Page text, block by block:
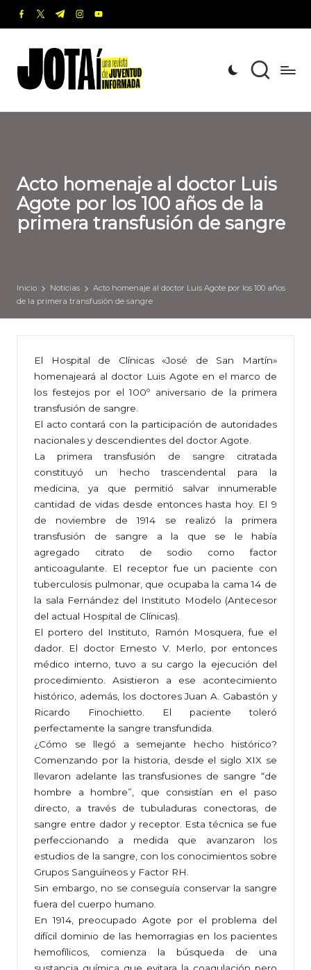
Saltar
contenido
facebook.com
twitter.com
t.me instagram.com
youtube.com
o
t
revista
de
Informada
Acto homenaje al doctor Luis
Agote por los 100 años de la
primera transfusión de sangre
Inicio Noticias
Acto homenaje al doctor Luis Agote por los 100 años
de la primera transfusión de sangre
El Hospital de Clínicas «José de San Martín»
homenajeará al doctor Luis Agote en el marco de
los festejos por el 100º aniversario de la primera
transfusión de sangre.
El acto contará con la participación de autoridades
nacionales y descendientes del doctor Agote.
La primera transfusión de sangre citratada
constituyó un hecho trascendental para la
medicina, ya que permitió salvar innumerable
cantidad de vidas desde entonces hasta hoy. El 9
de noviembre de 1914 se realizó la primera
transfusión de sangre a la que se le había
agregado citrato de sodio como factor
anticoagulante. El receptor fue un paciente con
tuberculosis pulmonar, que ocupaba la cama 14 de
la sala Fernández del Instituto Modelo (Antecesor
del actual Hospital de Clínicas).
El portero del Instituto, Ramón Mosquera, fue el
dador. El doctor Ernesto V. Merlo, por entonces
médico interno, tuvo a su cargo la ejecución del
procedimiento. Asistieron a ese acontecimiento
histórico, además, los doctores Juan A. Gabastón y
Ricardo Finochietto. El paciente toleró
perfectamente la sangre transfundida.
¿Cómo se llegó a semejante hecho histórico?
Comenzando por la historia, desde el siglo XIX se
llevaron adelante las transfusiones de sangre “de
hombre a hombre”, que consistían en el paso
directo, a través de tubuladuras conectoras, de
sangre entre dador y receptor. Esta técnica se fue
perfeccionando a medida que avanzaron los
estudios de la sangre, con los conocimientos sobre
Grupos Sanguíneos y Factor RH.
Sin embargo, no se conseguía conservar la sangre
fuera del cuerpo humano.
En 1914, preocupado Agote por el problema del
difícil dominio de las hemorragias en los pacientes
hemofílicos, comienza la búsqueda de una